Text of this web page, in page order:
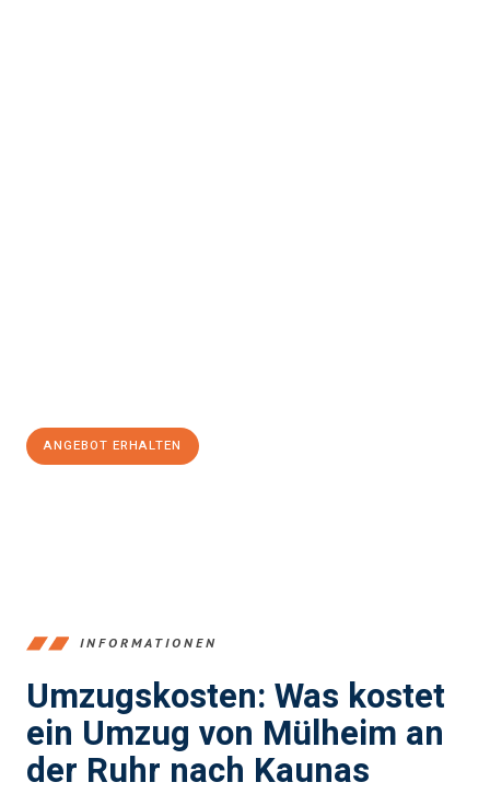
ANGEBOT ERHALTEN
INFORMATIONEN
Umzugskosten: Was kostet
ein Umzug von Mülheim an
der Ruhr nach Kaunas